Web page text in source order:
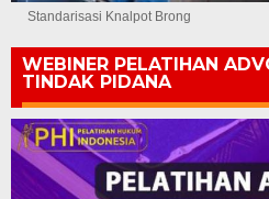
Standarisasi Knalpot Brong
WEBINER PELATIHAN
TINDAK PIDANA